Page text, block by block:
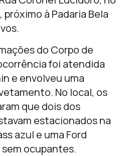
à Padaria Bela
do Corpo de
foi atendida
e envolveu uma
No local, os
que dois dos
estacionados na
azul e uma Ford
ocupantes.